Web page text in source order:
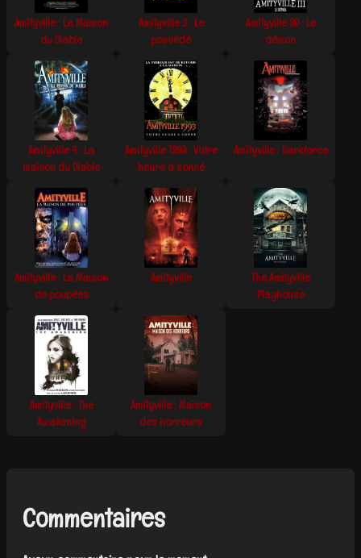
Amityville : La Maison
du Diable
Amityville 2 : Le
possédé
Amityville 3D : Le
démon
Amityville 4 : La
maison du Diable
Amityville 1993 : Votre
heure a sonné
Amityville : Darkforce
Amityville : La Maison
de poupées
Amityville
The Amityville
Playhouse
Amityville : The
Awakening
Amityville : Maison
des horreurs
Commentaires